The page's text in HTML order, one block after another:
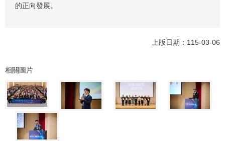
的正向發展。
上版日期：115-03-06
相關圖片